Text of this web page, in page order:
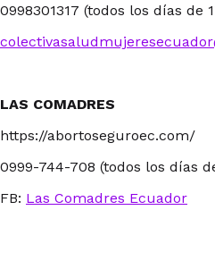
0998301317 (todos los días de
LAS COMADRES
https://abortoseguroec.com/
0999-744-708 (todos los días
FB: Las Comadres Ecuador